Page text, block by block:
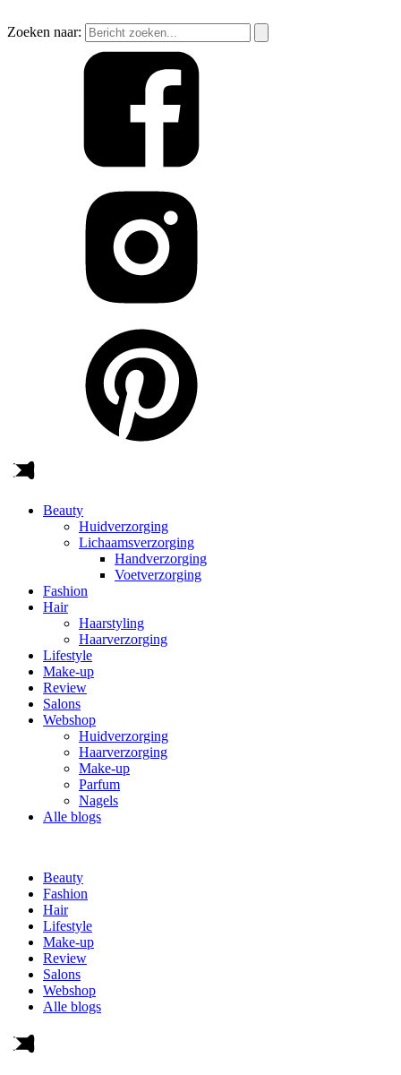
Zoeken naar:
Beauty
Huidverzorging
Lichaamsverzorging
Handverzorging
Voetverzorging
Fashion
Hair
Haarstyling
Haarverzorging
Lifestyle
Make-up
Review
Salons
Webshop
Huidverzorging
Haarverzorging
Make-up
Parfum
Nagels
Alle blogs
Beauty
Fashion
Hair
Lifestyle
Make-up
Review
Salons
Webshop
Alle blogs